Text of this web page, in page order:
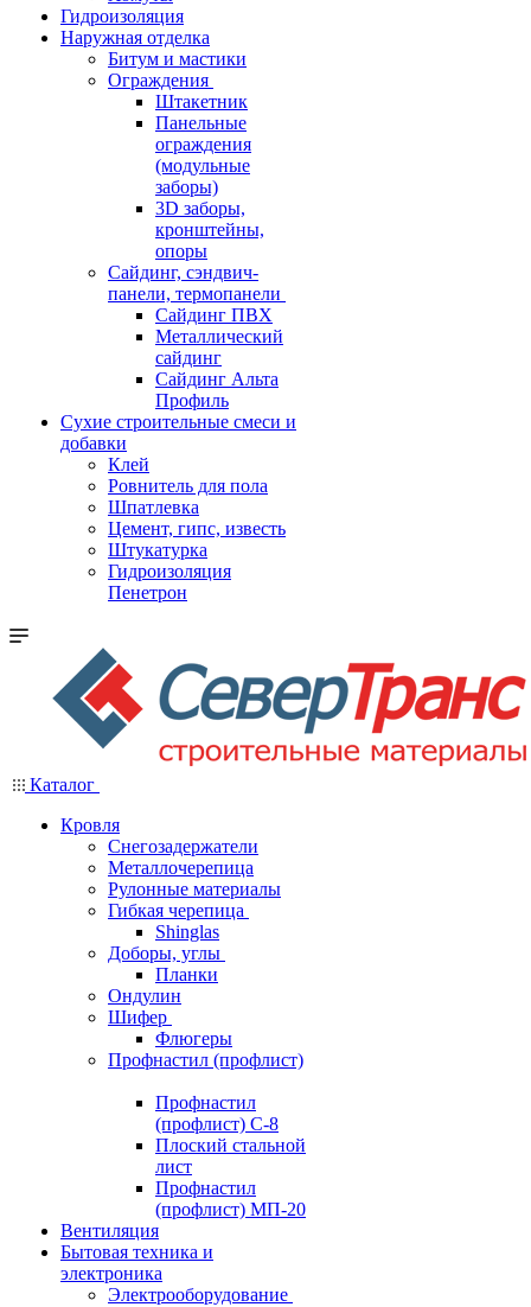
Гидроизоляция
Наружная отделка
Битум и мастики
Ограждения
Штакетник
Панельные
ограждения
(модульные
заборы)
3D заборы,
кронштейны,
опоры
Cайдинг, сэндвич-
панели, термопанели
Сайдинг ПВХ
Металлический
сайдинг
Сайдинг Альта
Профиль
Сухие строительные смеси и
добавки
Клей
Ровнитель для пола
Шпатлевка
Цемент, гипс, известь
Штукатурка
Гидроизоляция
Пенетрон
Каталог
Кровля
Снегозадержатели
Металлочерепица
Рулонные материалы
Гибкая черепица
Shinglas
Доборы, углы
Планки
Ондулин
Шифер
Флюгеры
Профнастил (профлист)
Профнастил
(профлист) С-8
Плоский стальной
лист
Профнастил
(профлист) МП-20
Вентиляция
Бытовая техника и
электроника
Электрооборудование